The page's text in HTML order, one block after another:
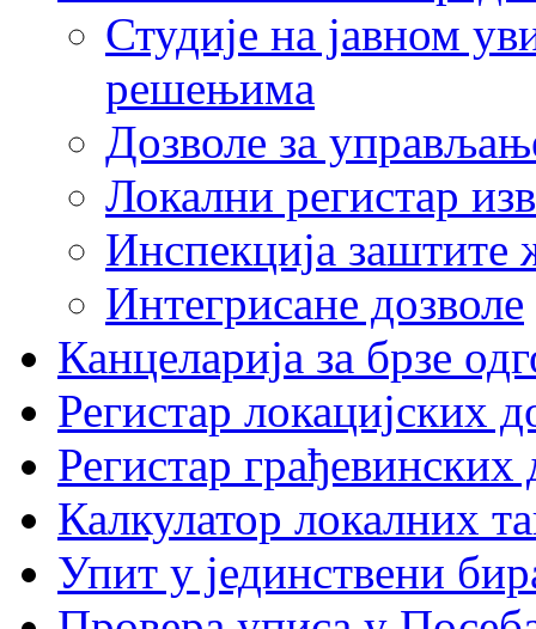
Студије на јавном
решењима
Дозволе за
Локални регистар
Инспекција заштите
Интегрисане дозволе
Канцеларија за брзе
Регистар локацијских
Регистар грађевинских
Калкулатор локалних
Упит у јединствени